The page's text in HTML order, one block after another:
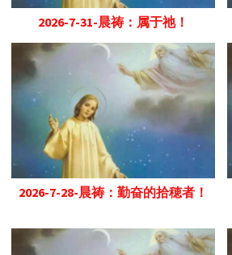
2026-7-31-晨祷：属于祂！
2026-7-28-晨祷：勤奋的拾穂者！